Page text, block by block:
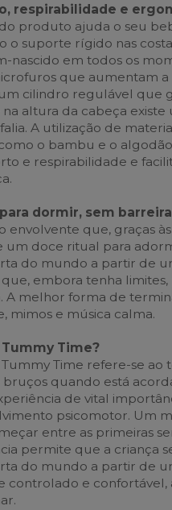
respirabilidade e
produto ajuda o seu
o suporte rígido nas
nascido em todos os
que aumentam
cilindro regulável que
na altura da cabeça
A utilização de
o bambu e o
e respirabilidade e
dormir, sem
envolvente que, graças
um doce ritual para
do mundo a partir de
embora tenha
A melhor forma de
mimos e música calma.
Tummy Time?
Time refere-se ao
bruços quando está
de vital
psicomotor. Um
entre as primeiras
permite que a criança
do mundo a partir de
controlado e